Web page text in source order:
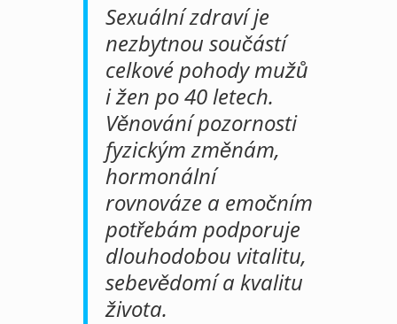
Sexuální zdraví je
nezbytnou součástí
celkové pohody mužů
i žen po 40 letech.
Věnování pozornosti
fyzickým změnám,
hormonální
rovnováze a emočním
potřebám podporuje
dlouhodobou vitalitu,
sebevědomí a kvalitu
života.